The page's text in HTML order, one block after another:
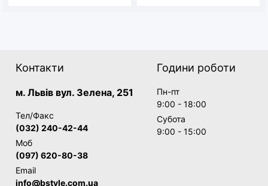
Контакти
м. Львів вул. Зелена, 251
Тел/Факс
(032) 240-42-44
Моб
(097) 620-80-38
Email
info@bstyle.com.ua
Години роботи
Пн-пт
9:00 - 18:00
Субота
9:00 - 15:00